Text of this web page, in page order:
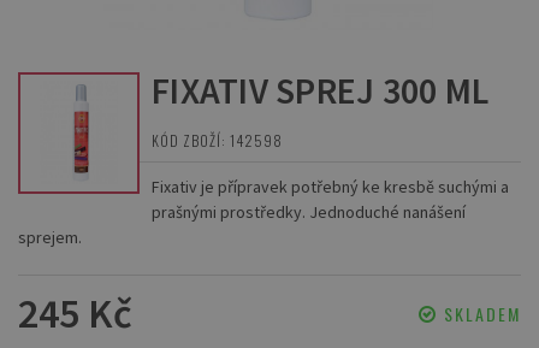
FIXATIV SPREJ 300 ML
KÓD ZBOŽÍ: 142598
Fixativ je přípravek potřebný ke kresbě suchými a
prašnými prostředky. Jednoduché nanášení
sprejem.
245 Kč SKLADEM